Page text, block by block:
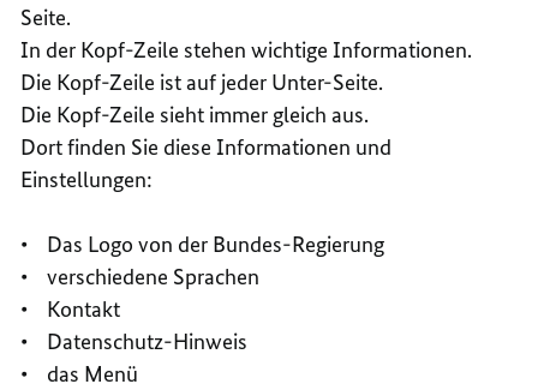
Seite.
In der Kopf-Zeile stehen wichtige Informationen.
Die Kopf-Zeile ist auf jeder Unter-Seite.
Die Kopf-Zeile sieht immer gleich aus.
Dort finden Sie diese Informationen und
Einstellungen:
• Das Logo von der Bundes-Regierung
• verschiedene Sprachen
• Kontakt
• Datenschutz-Hinweis
• das Menü